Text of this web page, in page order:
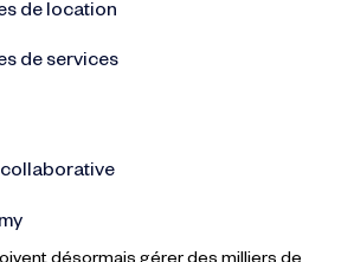
de location
de services